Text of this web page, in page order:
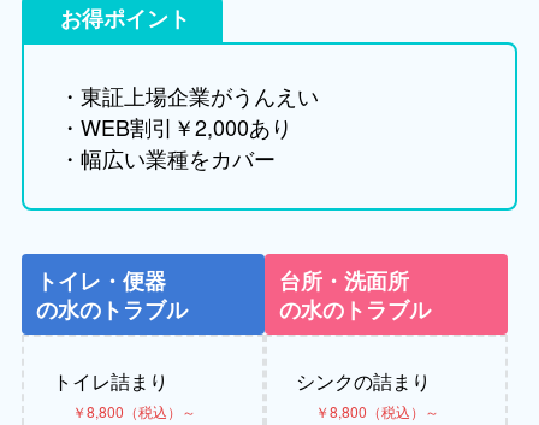
お得ポイント
・東証上場企業がうんえい
・WEB割引￥2,000あり
・幅広い業種をカバー
トイレ・便器
の水のトラブル
トイレ詰まり
￥8,800（税込）～
台所・洗面所
の水のトラブル
シンクの詰まり
￥8,800（税込）～